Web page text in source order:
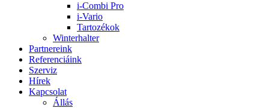
i-Combi Pro
i-Vario
Tartozékok
Winterhalter
Partnereink
Referenciáink
Szerviz
Hírek
Kapcsolat
Állás